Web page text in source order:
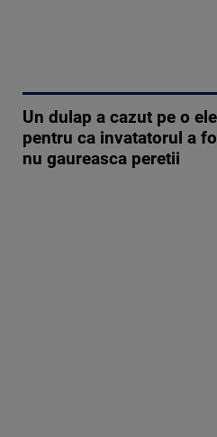
Un dulap a cazut pe o
pentru ca invatatorul a
nu gaureasca peretii